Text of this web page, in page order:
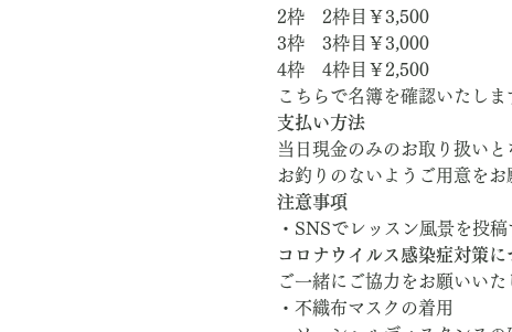
2枠　2枠目￥3,500
3枠　3枠目￥3,000
4枠　4枠目￥2,500
こちらで名簿を確認いたし
支払い方法
当日現金のみのお取り扱いと
お釣りのないようご用意をお
注意事項
・SNSでレッスン風景を投
コロナウイルス感染症対策に
ご一緒にご協力をお願いいた
・不織布マスクの着用